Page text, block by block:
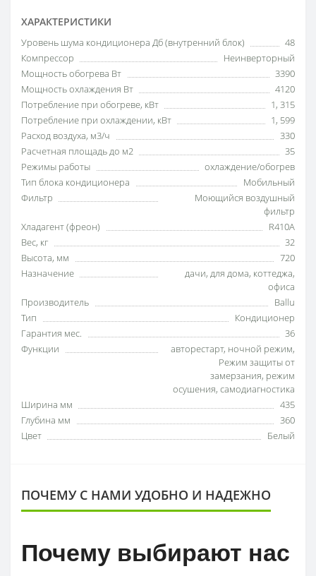
ХАРАКТЕРИСТИКИ
Уровень шума кондиционера Дб (внутренний блок)
48
Компрессор
Неинверторный
Мощность обогрева Вт
3390
Мощность охлаждения Вт
4120
Потребление при обогреве, кВт
1, 315
Потребление при охлаждении, кВт
1, 599
Расход воздуха, м3/ч
330
Расчетная площадь до м2
35
Режимы работы
охлаждение/обогрев
Тип блока кондиционера
Мобильный
Фильтр
Моющийся воздушный
фильтр
Хладагент (фреон)
R410A
Вес, кг
32
Высота, мм
720
Назначение
дачи, для дома, коттеджа,
офиса
Производитель
Ballu
Тип
Кондиционер
Гарантия мес.
36
Функции
авторестарт, ночной режим,
Режим защиты от
замерзания, режим
осушения, самодиагностика
Ширина мм
435
Глубина мм
360
Цвет
Белый
ПОЧЕМУ С НАМИ УДОБНО И НАДЕЖНО
Почему выбирают нас